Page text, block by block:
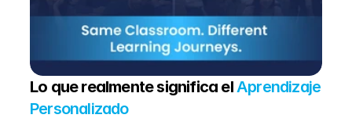
Lo que realmente significa el Aprendizaje
Personalizado